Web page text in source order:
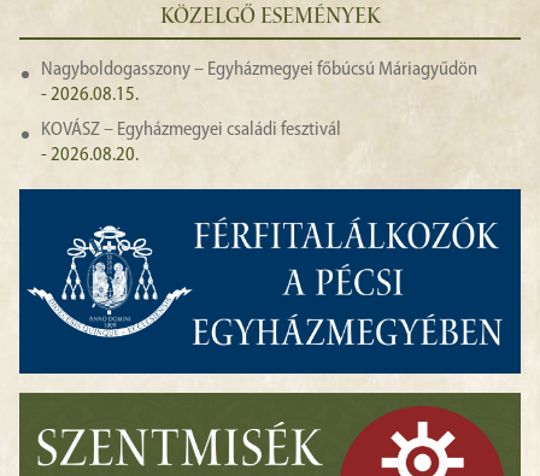
KÖZELGŐ ESEMÉNYEK
Nagyboldogasszony – Egyházmegyei főbúcsú Máriagyűdön
- 2026.08.15.
KOVÁSZ – Egyházmegyei családi fesztivál
- 2026.08.20.